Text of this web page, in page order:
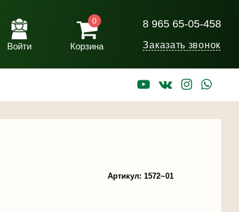
Войти
0
Корзина
8 965 65-05-458
Заказать звонок
Артикул: 1572~01